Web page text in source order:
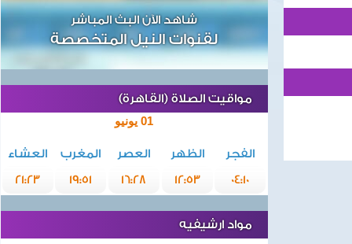
شاهد الآن البث المباشر
لقنوات النيل المتخصصة
مواقيت الصلاة (القاهرة)
01 يونيو
الفجر الظهر العصر المغرب
العشاء
04:10
12:53
16:28
19:51
21:23
مواد ارشيفيه